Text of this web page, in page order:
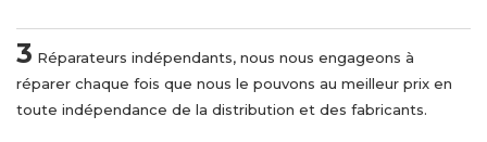
3 Réparateurs indépendants, nous nous engageons à
réparer chaque fois que nous le pouvons au meilleur prix en
toute indépendance de la distribution et des fabricants.